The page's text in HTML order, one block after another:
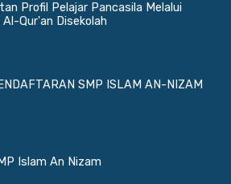
Profil Pelajar Pancasila Melalui
Qur'an Disekolah
SMP ISLAM AN-NIZAM
Islam An Nizam